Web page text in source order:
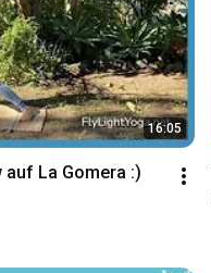
16:05
auf La Gomera :)